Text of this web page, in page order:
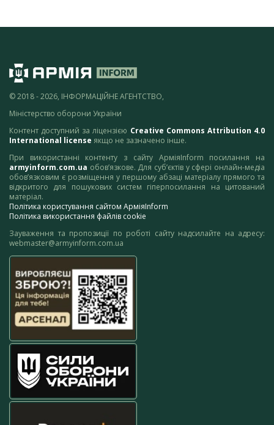
© 2018 - 2026, ІНФОРМАЦІЙНЕ АГЕНТСТВО,
Міністерство оборони України
Контент доступний за ліцензією Creative Commons Attribution 4.0
International license якщо не зазначено інше.
При використанні контенту з сайту АрміяInform посилання на
armyinform.com.ua обов’язкове. Для суб’єктів у сфері онлайн-медіа
обов’язковим є розміщення у першому абзаці матеріалу прямого та
відкритого для пошукових систем гіперпосилання на цитований
матеріал.
Політика користування сайтом АрміяInform
Політика використання файлів cookie
Зауваження та пропозиції по роботі сайту надсилайте на адресу:
webmaster@armyinform.com.ua